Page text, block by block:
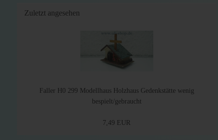
Zuletzt angesehen
Faller H0 299 Modellhaus Holzhaus Gedenkstätte wenig
bespielt/gebraucht
7,49 EUR